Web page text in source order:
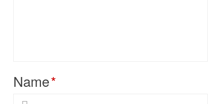
Name*